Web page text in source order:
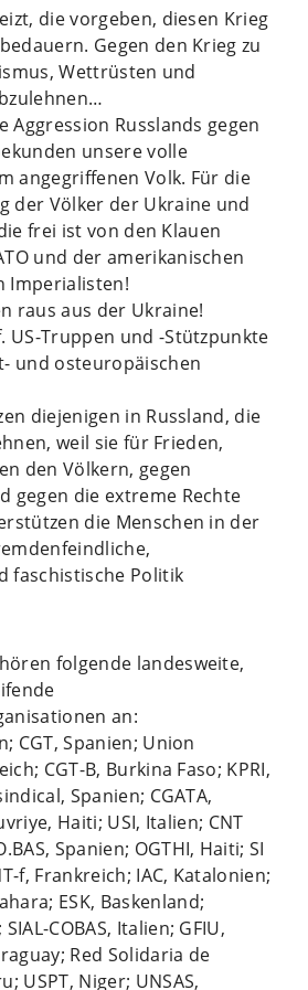
die vorgeben, diesen Krieg
Gegen den Krieg zu
Wettrüsten und
Aggression Russlands gegen
unsere volle
angegriffenen Volk. Für die
der Völker der Ukraine und
frei ist von den Klauen
und der amerikanischen
Imperialisten!
raus aus der Ukraine!
US-Truppen und -Stützpunkte
und osteuropäischen
diejenigen in Russland, die
weil sie für Frieden,
den Völkern, gegen
gegen die extreme Rechte
die Menschen in der
faschistische Politik
folgende landesweite,
an:
CGT, Spanien; Union
CGT-B, Burkina Faso; KPRI,
Spanien; CGATA,
Haiti; USI, Italien; CNT
Spanien; OGTHI, Haiti; SI
f, Frankreich; IAC, Katalonien;
ESK, Baskenland;
COBAS, Italien; GFIU,
Red Solidaria de
USPT, Niger; UNSAS,